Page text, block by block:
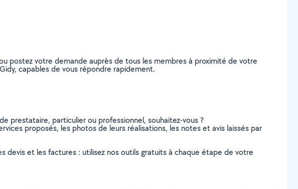
postez votre demande auprès de tous les membres à proximité de votre
capables de vous répondre rapidement.
prestataire, particulier ou professionnel, souhaitez-vous ?
proposés, les photos de leurs réalisations, les notes et avis laissés par
devis et les factures : utilisez nos outils gratuits à chaque étape de votre